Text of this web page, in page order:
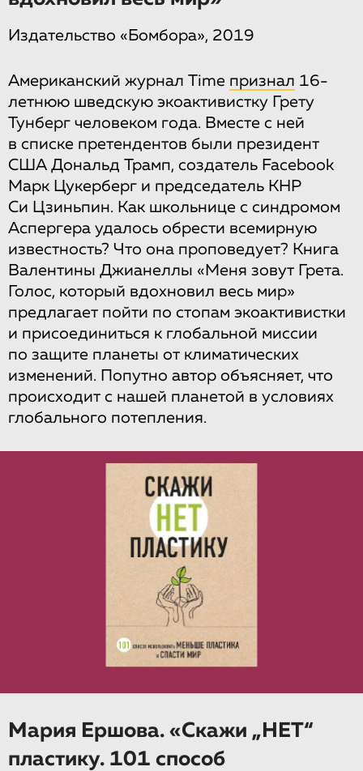
Издательство «Бомбора», 2019
Американский журнал Time признал 16-
летнюю шведскую экоактивистку Грету
Тунберг человеком года. Вместе с ней
в списке претендентов были президент
США Дональд Трамп, создатель Facebook
Марк Цукерберг и председатель КНР
Си Цзиньпин. Как школьнице с синдромом
Аспергера удалось обрести всемирную
известность? Что она проповедует? Книга
Валентины Джианеллы «Меня зовут Грета.
Голос, который вдохновил весь мир»
предлагает пойти по стопам экоактивистки
и присоединиться к глобальной миссии
по защите планеты от климатических
изменений. Попутно автор объясняет, что
происходит с нашей планетой в условиях
глобального потепления.
Мария Ершова. «Скажи „НЕТ“
пластику. 101 способ